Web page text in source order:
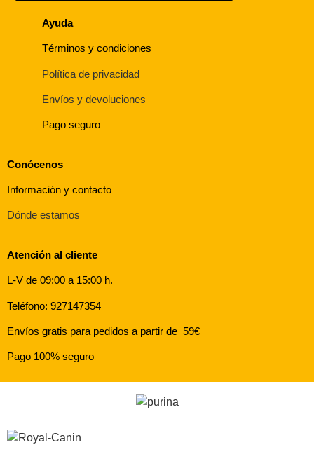
Ayuda
Términos y condiciones
Política de privacidad
Envíos y devoluciones
Pago seguro
Conócenos
Información y contacto
Dónde estamos
Atención al cliente
L-V de 09:00 a 15:00 h.
Teléfono: 927147354
Envíos gratis para pedidos a partir de 59€
Pago 100% seguro